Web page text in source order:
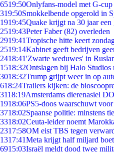
6519:50Onlyfans-model met G-
319:50Smokkelbende opgerold in
1919:45Quake krijgt na 30 jaar
2519:43Peter Faber (82) overleden
2919:41Tropische hitte keert
2519:14Kabinet geeft bedrijven
2418:41'Zwarte weduwes' in
1518:32Ontslagen bij Halo Studios
3018:32Trump grijpt weer in op
618:24Trailers kijken: de
3118:19Amsterdams dierenasiel
1918:06PS5-doos waarschuwt
3718:02Spaanse politie: minstens
3318:02Ceuta-leider noemt
2317:58OM eist TBS tegen
1317:41Meta krijgt half miljard
6915:03Israël meldt dood twee